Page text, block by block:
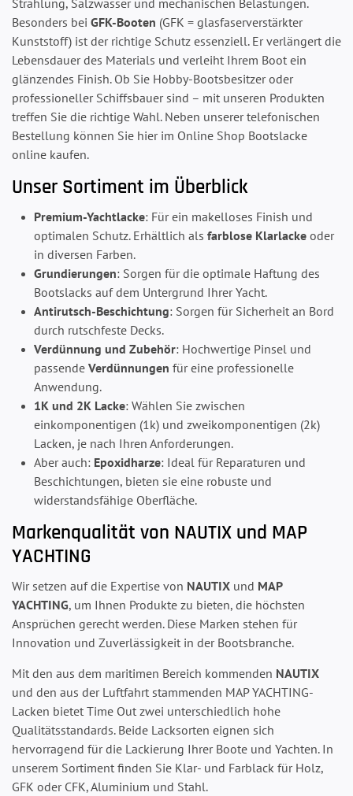
Strahlung, Salzwasser und mechanischen Belastungen.
Besonders bei GFK-Booten (GFK = glasfaserverstärkter
Kunststoff) ist der richtige Schutz essenziell. Er verlängert die
Lebensdauer des Materials und verleiht Ihrem Boot ein
glänzendes Finish. Ob Sie Hobby-Bootsbesitzer oder
professioneller Schiffsbauer sind – mit unseren Produkten
treffen Sie die richtige Wahl. Neben unserer telefonischen
Bestellung können Sie hier im Online Shop Bootslacke
online kaufen.
Unser Sortiment im Überblick
Premium-Yachtlacke: Für ein makelloses Finish und
optimalen Schutz. Erhältlich als farblose Klarlacke oder
in diversen Farben.
Grundierungen: Sorgen für die optimale Haftung des
Bootslacks auf dem Untergrund Ihrer Yacht.
Antirutsch-Beschichtung: Sorgen für Sicherheit an Bord
durch rutschfeste Decks.
Verdünnung und Zubehör: Hochwertige Pinsel und
passende Verdünnungen für eine professionelle
Anwendung.
1K und 2K Lacke: Wählen Sie zwischen
einkomponentigen (1k) und zweikomponentigen (2k)
Lacken, je nach Ihren Anforderungen.
Aber auch: Epoxidharze: Ideal für Reparaturen und
Beschichtungen, bieten sie eine robuste und
widerstandsfähige Oberfläche.
Markenqualität von NAUTIX und MAP
YACHTING
Wir setzen auf die Expertise von NAUTIX und MAP
YACHTING, um Ihnen Produkte zu bieten, die höchsten
Ansprüchen gerecht werden. Diese Marken stehen für
Innovation und Zuverlässigkeit in der Bootsbranche.
Mit den aus dem maritimen Bereich kommenden NAUTIX
und den aus der Luftfahrt stammenden MAP YACHTING-
Lacken bietet Time Out zwei unterschiedlich hohe
Qualitätsstandards. Beide Lacksorten eignen sich
hervorragend für die Lackierung Ihrer Boote und Yachten. In
unserem Sortiment finden Sie Klar- und Farblack für Holz,
GFK oder CFK, Aluminium und Stahl.